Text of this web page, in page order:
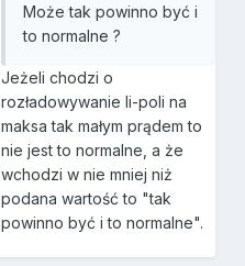
Może tak powinno być i
to normalne ?
Jeżeli chodzi o
rozładowywanie li-poli na
maksa tak małym prądem to
nie jest to normalne, a że
wchodzi w nie mniej niż
podana wartość to "tak
powinno być i to normalne".